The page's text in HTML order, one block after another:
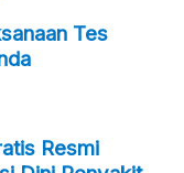
Tes
Resmi